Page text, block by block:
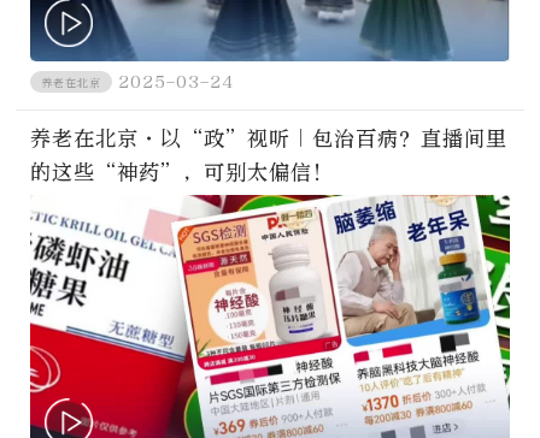
养老在北京 2025-03-24
养老在北京·以“政”视听｜包治百病？直播间里
的这些“神药”，可别太偏信！